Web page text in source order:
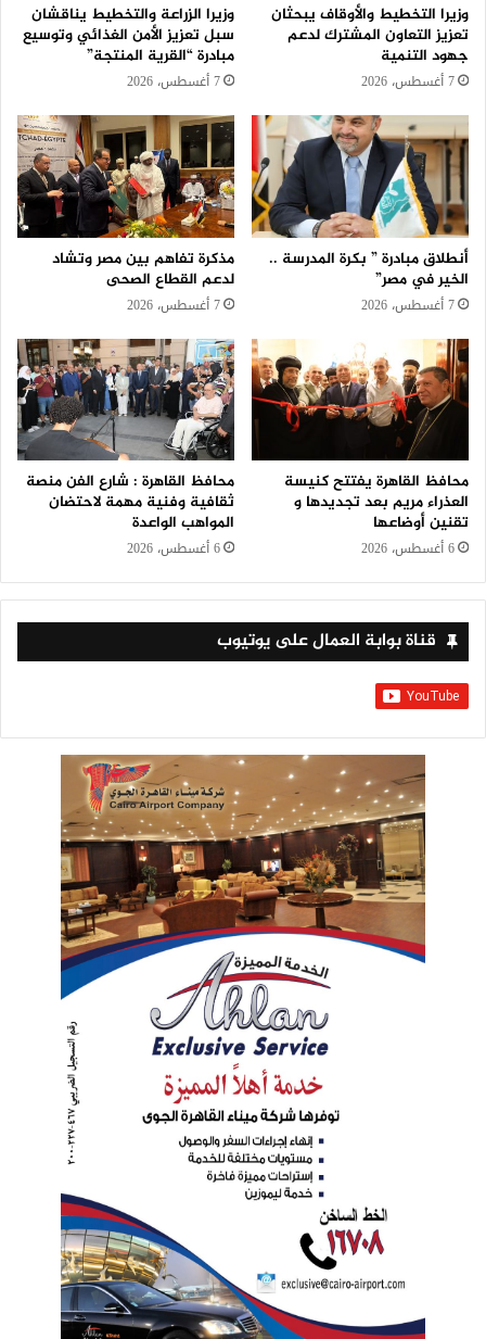
وزيرا التخطيط والأوقاف يبحثان
تعزيز التعاون المشترك لدعم
جهود التنمية
7 أغسطس، 2026
وزيرا الزراعة والتخطيط يناقشان
سبل تعزيز الأمن الغذائي وتوسيع
مبادرة “القرية المنتجة”
7 أغسطس، 2026
أنطلاق مبادرة ” بكرة المدرسة ..
الخير في مصر”
7 أغسطس، 2026
مذكرة تفاهم بين مصر وتشاد
لدعم القطاع الصحى
7 أغسطس، 2026
محافظ القاهرة يفتتح كنيسة
العذراء مريم بعد تجديدها و
تقنين أوضاعها
6 أغسطس، 2026
محافظ القاهرة : شارع الفن منصة
ثقافية وفنية مهمة لاحتضان
المواهب الواعدة
6 أغسطس، 2026
قناة بوابة العمال على يوتيوب